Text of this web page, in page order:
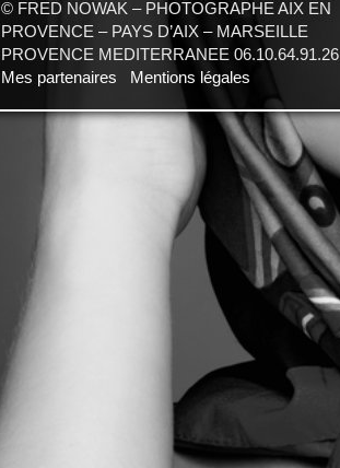
© FRED NOWAK – PHOTOGRAPHE AIX EN
PROVENCE – PAYS D’AIX – MARSEILLE
PROVENCE MEDITERRANEE 06.10.64.91.26
Mes partenaires
Mentions légales